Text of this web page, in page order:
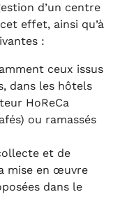
d’un centre
effet, ainsi qu’à
:
ceux issus
dans les hôtels
HoReCa
ou ramassés
et de
mise en œuvre
dans le